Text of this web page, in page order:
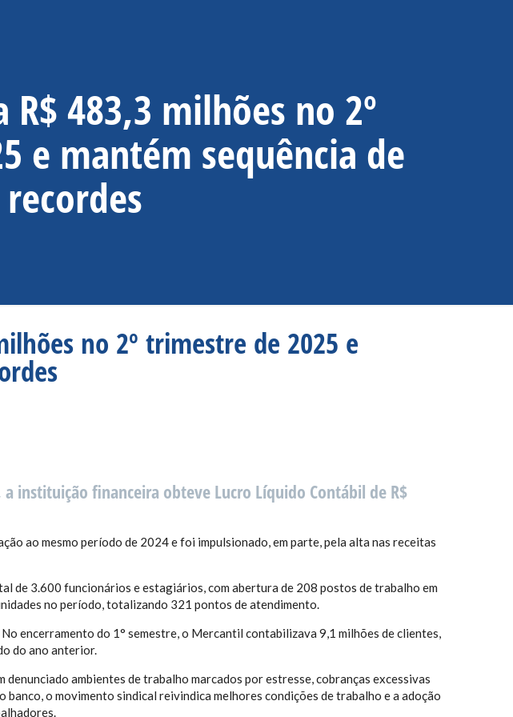
483,3 milhões no 2º
e mantém sequência de
recordes
no 2º trimestre de 2025 e
instituição financeira obteve Lucro Líquido Contábil de R$
ao mesmo período de 2024 e foi impulsionado, em parte, pela alta nas receitas
de 3.600 funcionários e estagiários, com abertura de 208 postos de trabalho em
no período, totalizando 321 pontos de atendimento.
encerramento do 1° semestre, o Mercantil contabilizava 9,1 milhões de clientes,
do ano anterior.
ambientes de trabalho marcados por estresse, cobranças excessivas
banco, o movimento sindical reivindica melhores condições de trabalho e a adoção